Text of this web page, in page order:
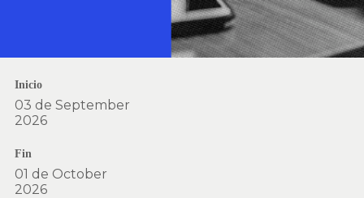
Inicio
03 de September
2026
Fin
01 de October
2026